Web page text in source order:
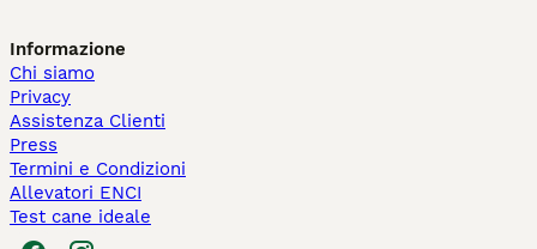
Informazione
Chi siamo
Privacy
Assistenza Clienti
Press
Termini e Condizioni
Allevatori ENCI
Test cane ideale